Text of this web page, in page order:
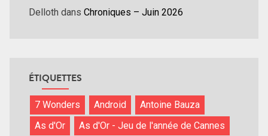
Delloth dans Chroniques – Juin 2026
ÉTIQUETTES
7 Wonders Android
Antoine Bauza
As d'Or
As d'Or - Jeu de l'année de Cannes